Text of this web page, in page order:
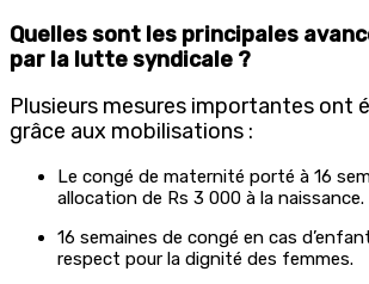
Quelles sont les principales
par la lutte syndicale ?
Plusieurs mesures importantes ont
grâce aux mobilisations :
Le congé de maternité porté à 16
allocation de Rs 3 000 à la naissance.
16 semaines de congé en cas
respect pour la dignité des femmes.